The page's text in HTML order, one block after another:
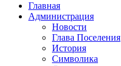
Главная
Администрация
Новости
Глава Поселения
История
Символика